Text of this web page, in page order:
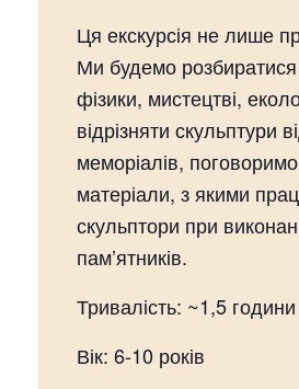
Ця екскурсія не лише
Ми будемо
фізики, мистецтві,
відрізняти скульптури
меморіалів, поговоримо
матеріали, з якими
скульптори при
пам’ятників.
Тривалість: ~1,5 години
Вік: 6-10 років